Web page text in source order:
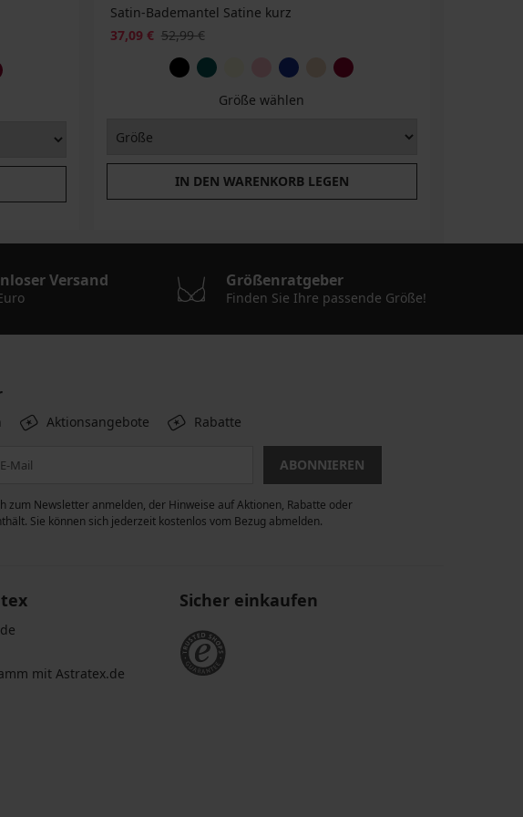
Satin-Bademantel Satine kurz
37,09 € 52,99 €
Größe wählen
IN DEN WARENKORB LEGEN
Versand Größenratgeber
Finden Sie Ihre passende Größe!
Aktionsangebote Rabatte
ABONNIEREN
zum Newsletter anmelden, der Hinweise auf Aktionen, Rabatte oder
Sie können sich jederzeit kostenlos vom Bezug abmelden.
mit Astratex.de
Sicher einkaufen